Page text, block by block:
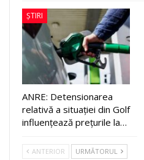
ȘTIRI
ANRE: Detensionarea
relativă a situației din Golf
influențează prețurile la…
ANTERIOR URMĂTORUL